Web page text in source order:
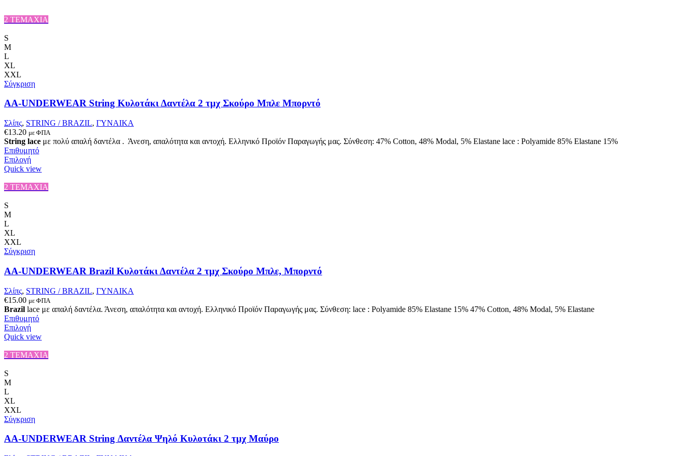
2 ΤΕΜΑΧΙΑ
S
M
L
XL
XXL
Σύγκριση
AA-UNDERWEAR String Κυλοτάκι Δαντέλα 2 τμχ Σκούρο Μπλε Μπορντό
Σλίπς, STRING / BRAZIL, ΓΥΝΑΙΚΑ
€13.20 με ΦΠΑ
String lace με πολύ απαλή δαντέλα . Άνεση, απαλότητα και αντοχή. Ελληνικό Προϊόν Παραγωγής μας. Σύνθεση: 47% Cotton, 48% Modal, 5% Elastane lace : Polyamide 85% Elastane 15%
Επιθυμητό
ΕπιλογήΑυτό
το
έχει
επιλεγούν
σελίδα
του
προϊόντος
Quick view
2 ΤΕΜΑΧΙΑ
S
M
L
XL
XXL
Σύγκριση
AA-UNDERWEAR Brazil Κυλοτάκι Δαντέλα 2 τμχ Σκούρο Μπλε, Μπορντό
Σλίπς, STRING / BRAZIL, ΓΥΝΑΙΚΑ
€15.00 με ΦΠΑ
Brazil lace με απαλή δαντέλα. Άνεση, απαλότητα και αντοχή. Ελληνικό Προϊόν Παραγωγής μας. Σύνθεση: lace : Polyamide 85% Elastane 15% 47% Cotton, 48% Modal, 5% Elastane
Επιθυμητό
ΕπιλογήΑυτό
το
έχει
επιλεγούν
σελίδα
Quick view
2 ΤΕΜΑΧΙΑ
S
M
L
XL
XXL
Σύγκριση
AA-UNDERWEAR String Δαντέλα Ψηλό Κυλοτάκι 2 τμχ Μαύρο